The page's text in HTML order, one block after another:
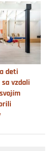
deti
vzdali